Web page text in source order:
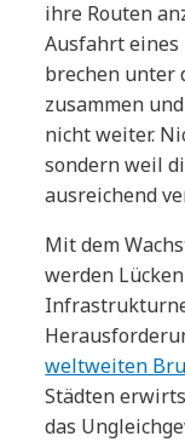
ihre Routen
Ausfahrt
brechen unter
zusammen
nicht weiter.
sondern weil
ausreichend
Mit dem
werden
weltweiten
Städten
das